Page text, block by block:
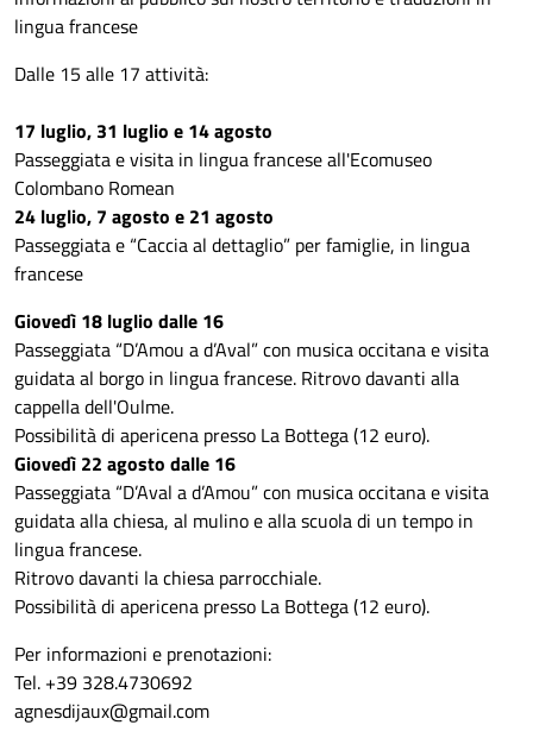
lingua francese
Dalle 15 alle 17 attività:
17 luglio, 31 luglio e 14 agosto
Passeggiata e visita in lingua francese all'Ecomuseo
Colombano Romean
24 luglio, 7 agosto e 21 agosto
Passeggiata e “Caccia al dettaglio” per famiglie, in lingua
francese
Giovedì 18 luglio dalle 16
Passeggiata “D’Amou a d’Aval” con musica occitana e visita
guidata al borgo in lingua francese. Ritrovo davanti alla
cappella dell'Oulme.
Possibilità di apericena presso La Bottega (12 euro).
Giovedì 22 agosto dalle 16
Passeggiata “D’Aval a d’Amou” con musica occitana e visita
guidata alla chiesa, al mulino e alla scuola di un tempo in
lingua francese.
Ritrovo davanti la chiesa parrocchiale.
Possibilità di apericena presso La Bottega (12 euro).
Per informazioni e prenotazioni:
Tel. +39 328.4730692
agnesdijaux@gmail.com